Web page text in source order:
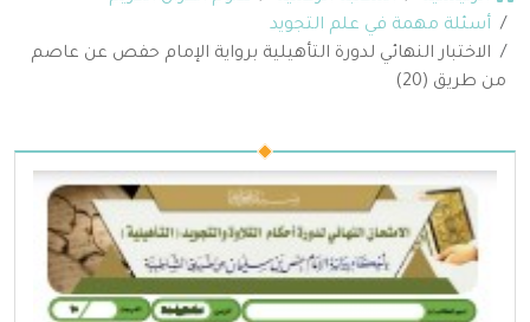
أسئلة مهمة في علم التجويد
الاختبار النهائي لدورة التأهيلية برواية الإمام حفص عن عاصم
من طريق (20)